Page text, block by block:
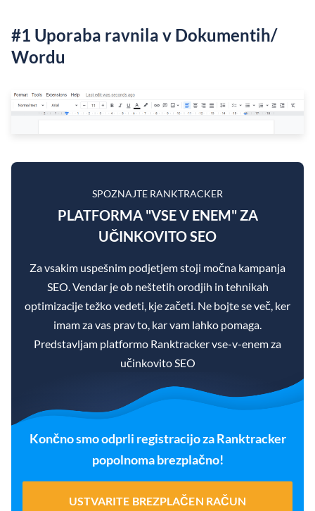
#1 Uporaba ravnila v Dokumentih/
Wordu
SPOZNAJTE RANKTRACKER
PLATFORMA "VSE V ENEM" ZA
UČINKOVITO SEO
Za vsakim uspešnim podjetjem stoji močna kampanja
SEO. Vendar je ob neštetih orodjih in tehnikah
optimizacije težko vedeti, kje začeti. Ne bojte se več, ker
imam za vas prav to, kar vam lahko pomaga.
Predstavljam platformo Ranktracker vse-v-enem za
učinkovito SEO
Končno smo odprli registracijo za Ranktracker
popolnoma brezplačno!
USTVARITE BREZPLAČEN RAČUN